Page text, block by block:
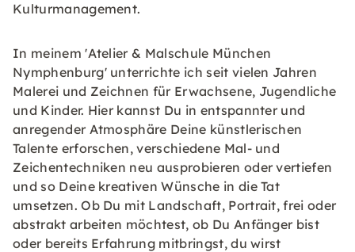
Kulturmanagement.
In meinem 'Atelier & Malschule München
Nymphenburg' unterrichte ich seit vielen Jahren
Malerei und Zeichnen für Erwachsene, Jugendliche
und Kinder. Hier kannst Du in entspannter und
anregender Atmosphäre Deine künstlerischen
Talente erforschen, verschiedene Mal- und
Zeichentechniken neu ausprobieren oder vertiefen
und so Deine kreativen Wünsche in die Tat
umsetzen. Ob Du mit Landschaft, Portrait, frei oder
abstrakt arbeiten möchtest, ob Du Anfänger bist
oder bereits Erfahrung mitbringst, du wirst